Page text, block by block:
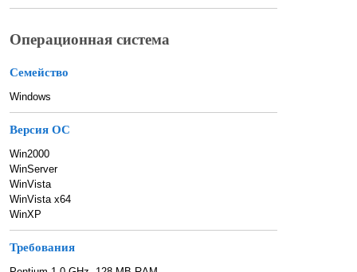
Операционная система
Семейство
Windows
Версия ОС
Win2000
WinServer
WinVista
WinVista x64
WinXP
Требования